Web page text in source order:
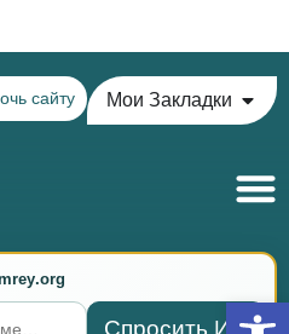
сайту Мои Закладки
Спросить ИИ